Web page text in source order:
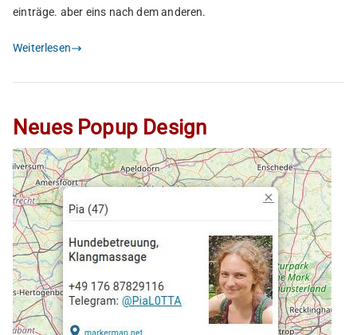
einträge. aber eins nach dem anderen.
Weiterlesen
Neues Popup Design